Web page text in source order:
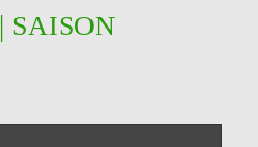
| SAISON